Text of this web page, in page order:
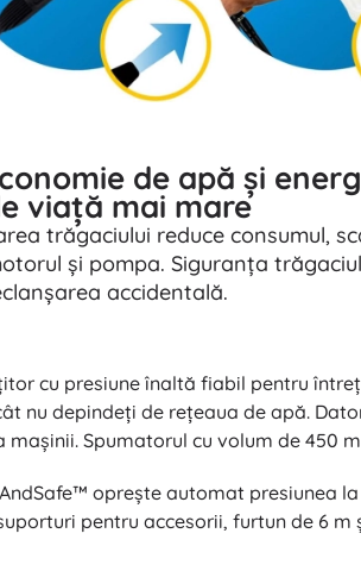
de apă și
viață mai mare
trăgaciului reduce consumul,
și pompa. Siguranța
accidentală.
cu presiune înaltă fiabil pentru
nu depindeți de rețeaua de apă.
Spumatorul cu volum de 450
oprește automat presiunea
pentru accesorii, furtun de 6